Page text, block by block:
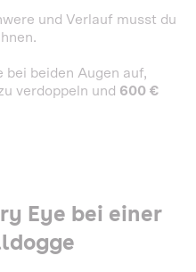
und Verlauf musst du
bei beiden Augen auf,
verdoppeln und 600 €
Eye bei einer